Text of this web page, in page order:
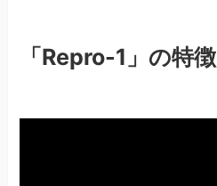
「Repro-1」の特徴